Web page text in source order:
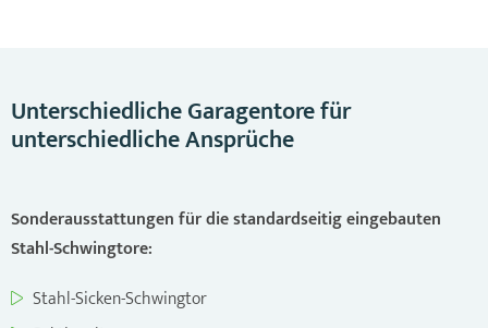
Unterschiedliche Garagentore für
unterschiedliche Ansprüche
Sonderausstattungen für die standardseitig eingebauten
Stahl-Schwingtore:
Stahl-Sicken-Schwingtor